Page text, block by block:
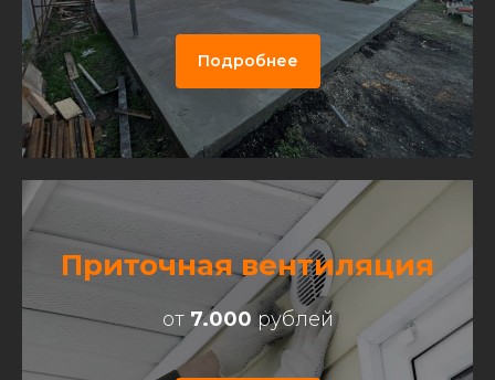
Подробнее
Приточная вентиляция
от 7.000 рублей